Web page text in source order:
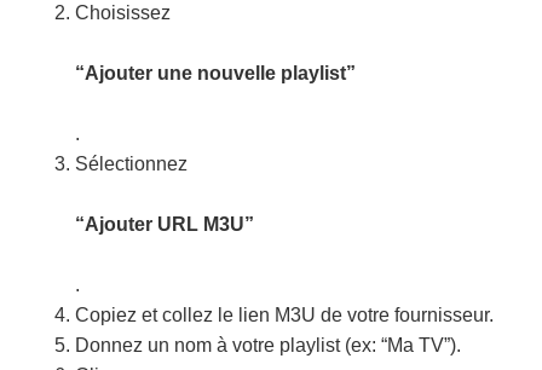
Choisissez
“Ajouter une nouvelle playlist”
.
Sélectionnez
“Ajouter URL M3U”
.
Copiez et collez le lien M3U de votre fournisseur.
Donnez un nom à votre playlist (ex: “Ma TV”).